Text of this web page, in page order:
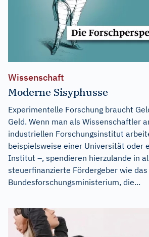
Wissenschaft
Moderne Sisyphusse
Experimentelle Forschung braucht
Geld. Wenn man als Wissenschaftler
industriellen Forschungsinstitut
beispielsweise einer Universität oder
Institut –, spendieren hierzulande in
steuerfinanzierte Fördergeber wie das
Bundesforschungsministerium, die...